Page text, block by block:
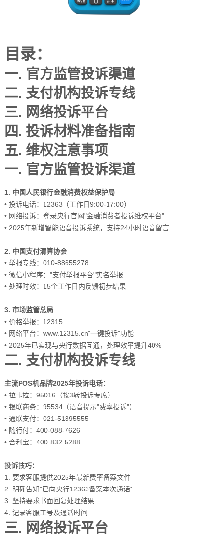
目录：
一. 官方监管投诉渠道
二. 支付机构投诉专线
三. 网络投诉平台
四. 投诉材料准备指南
五. 维权注意事项
一. 官方监管投诉渠道
1. 中国人民银行金融消费权益保护局
• 投诉电话：12363（工作日9:00-17:00）
• 网络投诉：登录央行官网"金融消费者投诉维权平台"
• 2025年新增智能语音投诉系统，支持24小时语音留言
2. 中国支付清算协会
• 举报专线：010-88655278
• 微信小程序："支付举报平台"实名举报
• 处理时效：15个工作日内反馈初步结果
3. 市场监管总局
• 价格举报：12315
• 网络平台：www.12315.cn"一键投诉"功能
• 2025年已实现与央行数据互通，处理效率提升40%
二. 支付机构投诉专线
主流POS机品牌2025年投诉电话：
• 拉卡拉：95016（按3转投诉专席）
• 银联商务：95534（语音提示"费率投诉"）
• 通联支付：021-51395555
• 随行付：400-088-7626
• 合利宝：400-832-5288
投诉技巧：
1. 要求客服提供2025年最新费率备案文件
2. 明确告知"已向央行12363备案本次通话"
3. 坚持要求书面回复处理结果
4. 记录客服工号及通话时间
三. 网络投诉平台